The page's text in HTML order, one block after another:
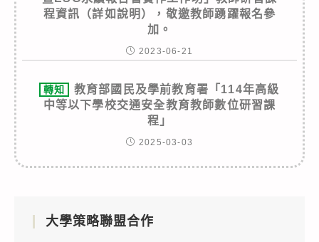
程資訊（詳如說明），敬邀教師踴躍報名參
加。
2023-06-21
轉知
教育部國民及學前教育署「114年高級
中等以下學校交通安全教育教師數位研習課
程」
2025-03-03
大學策略聯盟合作